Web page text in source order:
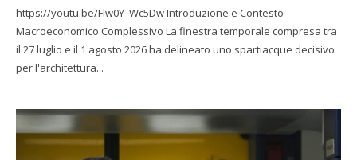
https://youtu.be/Flw0Y_Wc5Dw Introduzione e Contesto
Macroeconomico Complessivo La finestra temporale compresa tra
il 27 luglio e il 1 agosto 2026 ha delineato uno spartiacque decisivo
per l'architettura...